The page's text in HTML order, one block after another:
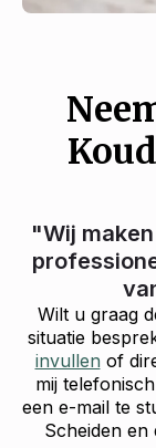
"Wij
Wilt u graag
situatie
invullen of
mij
een e-mail te
Scheiden en